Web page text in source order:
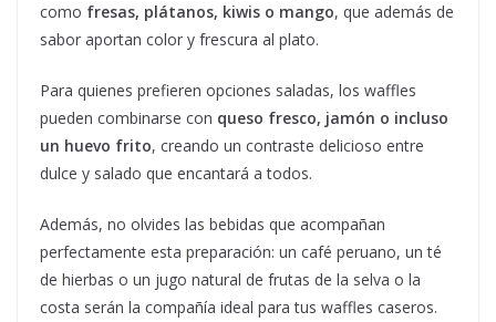
como fresas, plátanos, kiwis o mango, que además de
sabor aportan color y frescura al plato.
Para quienes prefieren opciones saladas, los waffles
pueden combinarse con queso fresco, jamón o incluso
un huevo frito, creando un contraste delicioso entre
dulce y salado que encantará a todos.
Además, no olvides las bebidas que acompañan
perfectamente esta preparación: un café peruano, un té
de hierbas o un jugo natural de frutas de la selva o la
costa serán la compañía ideal para tus waffles caseros.